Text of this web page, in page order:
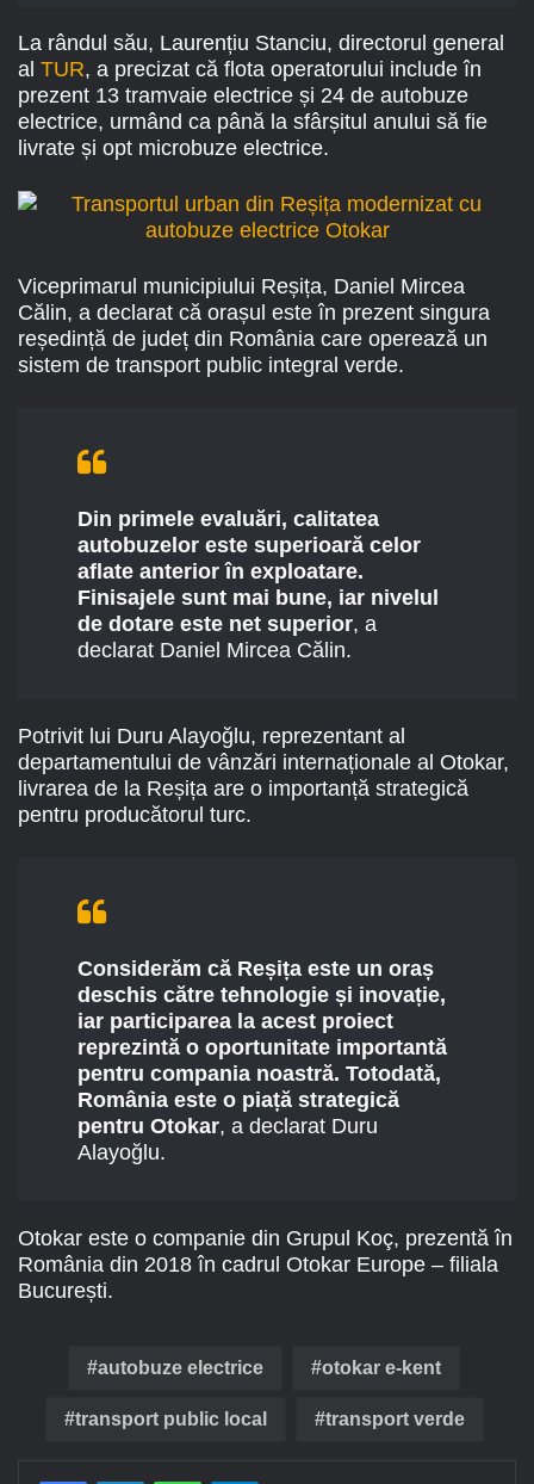
La rândul său, Laurențiu Stanciu, directorul general
al TUR, a precizat că flota operatorului include în
prezent 13 tramvaie electrice și 24 de autobuze
electrice, urmând ca până la sfârșitul anului să fie
livrate și opt microbuze electrice.
Viceprimarul municipiului Reșița, Daniel Mircea
Călin, a declarat că orașul este în prezent singura
reședință de județ din România care operează un
sistem de transport public integral verde.
Din primele evaluări, calitatea
autobuzelor este superioară celor
aflate anterior în exploatare.
Finisajele sunt mai bune, iar nivelul
de dotare este net superior, a
declarat Daniel Mircea Călin.
Potrivit lui Duru Alayoğlu, reprezentant al
departamentului de vânzări internaționale al Otokar,
livrarea de la Reșița are o importanță strategică
pentru producătorul turc.
Considerăm că Reșița este un oraș
deschis către tehnologie și inovație,
iar participarea la acest proiect
reprezintă o oportunitate importantă
pentru compania noastră. Totodată,
România este o piață strategică
pentru Otokar, a declarat Duru
Alayoğlu.
Otokar este o companie din Grupul Koç, prezentă în
România din 2018 în cadrul Otokar Europe – filiala
București.
autobuze electrice otokar e-kent
transport public local transport verde